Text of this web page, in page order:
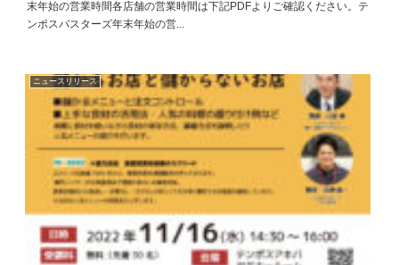
末年始の営業時間各店舗の営業時間は下記PDFよりご確認ください。テ
ンポスバスターズ年末年始の営...
ニュースリリース